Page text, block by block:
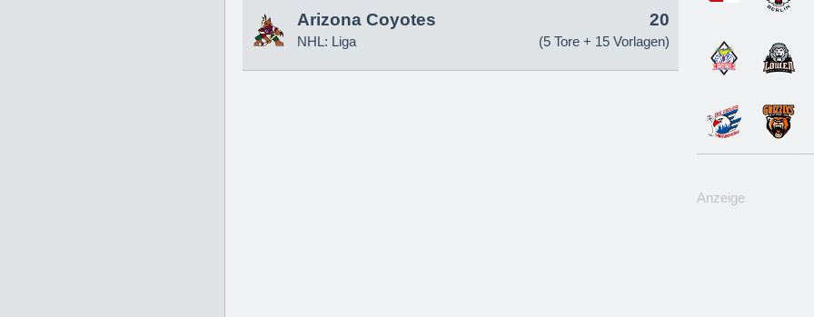
Arizona Coyotes
NHL: Liga
20
(5 Tore + 15 Vorlagen)
Anzeige